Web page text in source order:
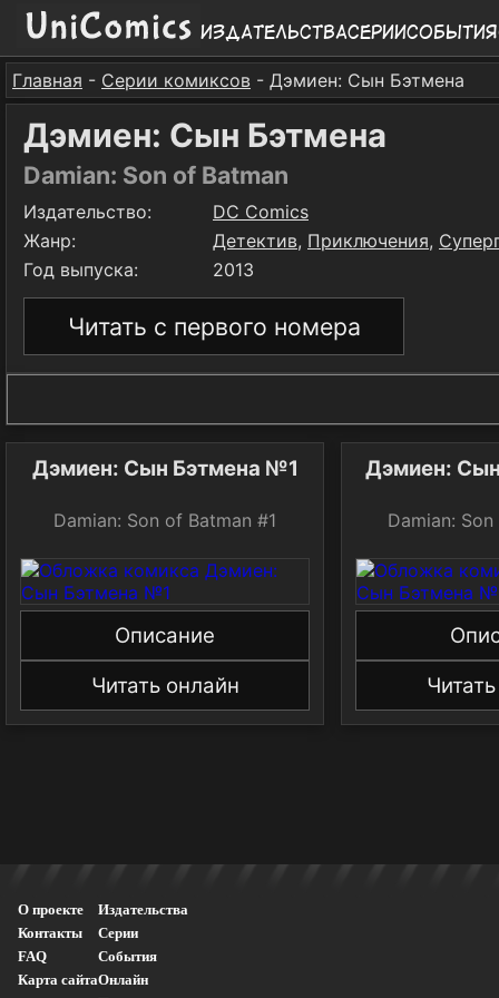
ИздательстваСерииСобытия
Главная - Серии комиксов - Дэмиен: Сын Бэтмена
Дэмиен: Сын Бэтмена
Damian: Son of Batman
Издательство:
DC Comics
Жанр:
Детектив, Приключения,
Год выпуска:
2013
Читать с первого номера
Дэмиен: Сын Бэтмена №1
Damian: Son of Batman #1
Описание
Читать онлайн
Дэмиен:
Damian:
О проекте
Контакты
FAQ
Карта сайта
Издательства
Серии
События
Онлайн